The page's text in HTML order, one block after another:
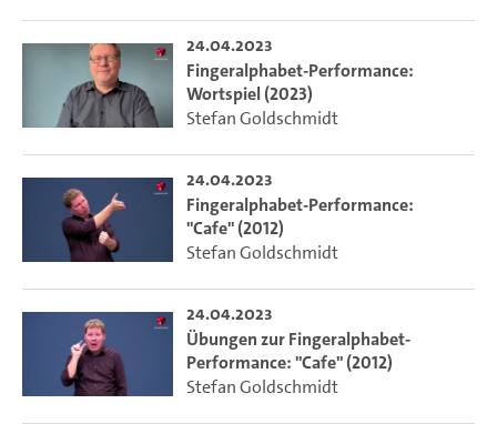
24.04.2023
Fingeralphabet-Performance:
Wortspiel (2023)
Stefan Goldschmidt
24.04.2023
Fingeralphabet-Performance:
"Cafe" (2012)
Stefan Goldschmidt
24.04.2023
Übungen zur Fingeralphabet-
Performance: "Cafe" (2012)
Stefan Goldschmidt